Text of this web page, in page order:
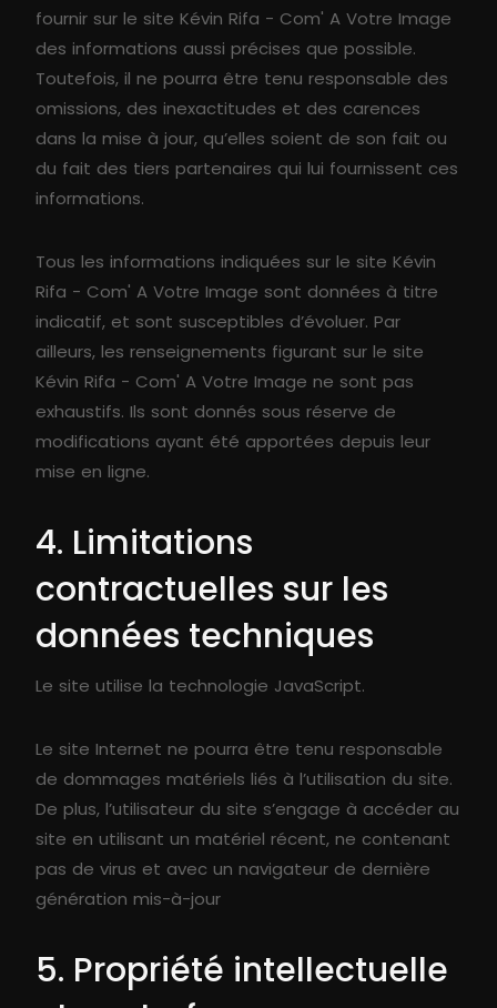
fournir sur le site Kévin Rifa - Com' A Votre Image
des informations aussi précises que possible.
Toutefois, il ne pourra être tenu responsable des
omissions, des inexactitudes et des carences
dans la mise à jour, qu’elles soient de son fait ou
du fait des tiers partenaires qui lui fournissent ces
informations.
Tous les informations indiquées sur le site Kévin
Rifa - Com' A Votre Image sont données à titre
indicatif, et sont susceptibles d’évoluer. Par
ailleurs, les renseignements figurant sur le site
Kévin Rifa - Com' A Votre Image ne sont pas
exhaustifs. Ils sont donnés sous réserve de
modifications ayant été apportées depuis leur
mise en ligne.
4. Limitations
contractuelles sur les
données techniques
Le site utilise la technologie JavaScript.
Le site Internet ne pourra être tenu responsable
de dommages matériels liés à l’utilisation du site.
De plus, l’utilisateur du site s’engage à accéder au
site en utilisant un matériel récent, ne contenant
pas de virus et avec un navigateur de dernière
génération mis-à-jour
5. Propriété intellectuelle